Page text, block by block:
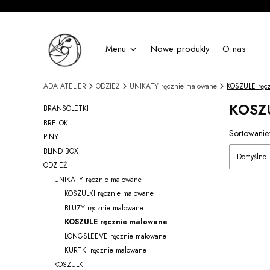
Menu Nowe produkty O nas
ADA ATELIER ODZIEŻ UNIKATY ręcznie malowane KOSZULE
BRANSOLETKI
BRELOKI
PINY
BLIND BOX
ODZIEŻ
UNIKATY ręcznie malowane
KOSZULKI ręcznie malowane
BLUZY ręcznie malowane
KOSZULE ręcznie malowane
LONGSLEEVE ręcznie malowane
KURTKI ręcznie malowane
KOSZULKI
Lista
Sortowanie:
Domyślne